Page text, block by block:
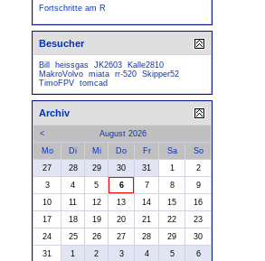
Fortschritte am R
Besucher
Bill heissgas JK2603
Kalle2810
MakroVolvo miata rr-520 Skipper52
TimoFPV tomcad
Archiv
<
August 2026
Mo
Di Mi Do Fr Sa
So
27
28 29 30 31 1
2
3
4 5 6 7 8
9
10
11 12 13 14 15
16
17
18 19 20 21 22
23
24
25 26 27 28 29
30
31
1 2 3 4 5 6